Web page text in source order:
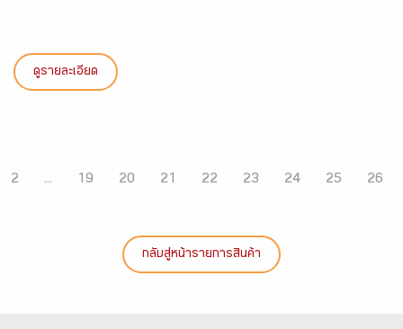
ดูรายละเอียด
2 ... 19 20 21 22 23 24 25 26
กลับสู่หน้ารายการสินค้า